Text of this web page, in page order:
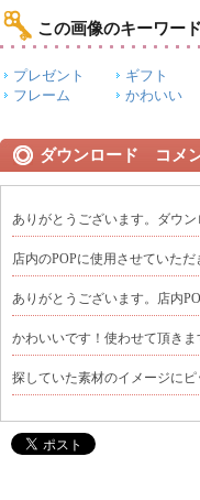
この画像のキーワード
プレゼント ギフト
フレーム
かわいい
ダウンロード コメ
ありがとうございます。ダウン
店内のPOPに使用させていただ
ありがとうございます。店内
かわいいです！使わせて頂きま
探していた素材のイメージにピ